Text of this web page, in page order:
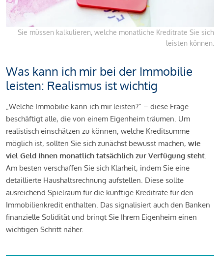
Sie müssen kalkulieren, welche monatliche Kreditrate Sie sich
leisten können.
Was kann ich mir bei der Immobilie
leisten: Realismus ist wichtig
„Welche Immobilie kann ich mir leisten?“ – diese Frage
beschäftigt alle, die von einem Eigenheim träumen. Um
realistisch einschätzen zu können, welche Kreditsumme
möglich ist, sollten Sie sich zunächst bewusst machen, wie
viel Geld Ihnen monatlich tatsächlich zur Verfügung steht.
Am besten verschaffen Sie sich Klarheit, indem Sie eine
detaillierte Haushaltsrechnung aufstellen. Diese sollte
ausreichend Spielraum für die künftige Kreditrate für den
Immobilienkredit enthalten. Das signalisiert auch den Banken
finanzielle Solidität und bringt Sie Ihrem Eigenheim einen
wichtigen Schritt näher.